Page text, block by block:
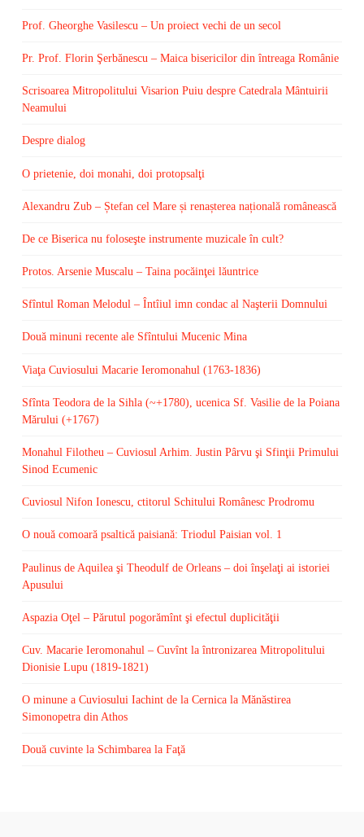
Prof. Gheorghe Vasilescu – Un proiect vechi de un secol
Pr. Prof. Florin Şerbănescu – Maica bisericilor din întreaga Românie
Scrisoarea Mitropolitului Visarion Puiu despre Catedrala Mântuirii
Neamului
Despre dialog
O prietenie, doi monahi, doi protopsalţi
Alexandru Zub – Ștefan cel Mare și renașterea națională românească
De ce Biserica nu foloseşte instrumente muzicale în cult?
Protos. Arsenie Muscalu – Taina pocăinţei lăuntrice
Sfîntul Roman Melodul – Întîiul imn condac al Naşterii Domnului
Două minuni recente ale Sfîntului Mucenic Mina
Viaţa Cuviosului Macarie Ieromonahul (1763-1836)
Sfînta Teodora de la Sihla (~+1780), ucenica Sf. Vasilie de la Poiana
Mărului (+1767)
Monahul Filotheu – Cuviosul Arhim. Justin Pârvu şi Sfinţii Primului
Sinod Ecumenic
Cuviosul Nifon Ionescu, ctitorul Schitului Românesc Prodromu
O nouă comoară psaltică paisiană: Triodul Paisian vol. 1
Paulinus de Aquilea şi Theodulf de Orleans – doi înşelaţi ai istoriei
Apusului
Aspazia Oţel – Părutul pogorămînt şi efectul duplicităţii
Cuv. Macarie Ieromonahul – Cuvînt la întronizarea Mitropolitului
Dionisie Lupu (1819-1821)
O minune a Cuviosului Iachint de la Cernica la Mănăstirea
Simonopetra din Athos
Două cuvinte la Schimbarea la Faţă